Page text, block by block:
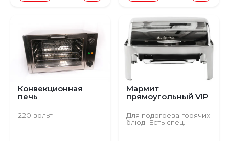
Конвекционная
печь
220 вольт
Мармит
прямоугольный VIP
Для подогрева горячих
блюд. Есть спец.